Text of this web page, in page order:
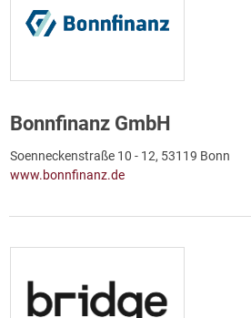
Bonnfinanz GmbH
Soenneckenstraße 10 - 12, 53119 Bonn
www.bonnfinanz.de